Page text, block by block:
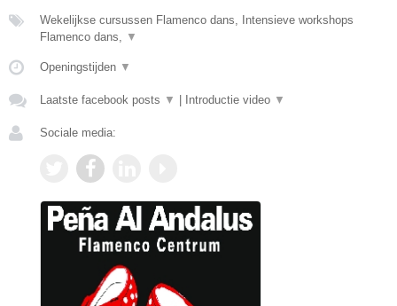
Wekelijkse cursussen Flamenco dans, Intensieve workshops
Flamenco dans, ▼
Openingstijden ▼
Laatste facebook posts ▼ Introductie video ▼
Sociale media: